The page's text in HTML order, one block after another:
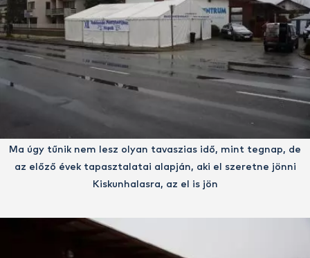
Ma úgy tűnik nem lesz olyan tavaszias idő, mint tegnap, de
az előző évek tapasztalatai alapján, aki el szeretne jönni
Kiskunhalasra, az el is jön